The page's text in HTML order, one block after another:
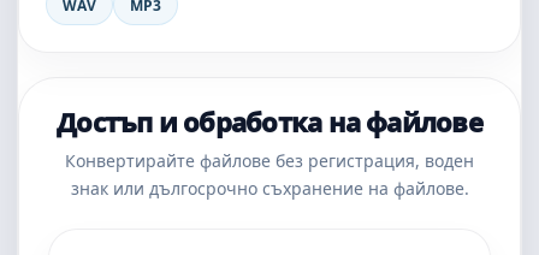
WAV MP3
Достъп и обработка на файлове
Конвертирайте файлове без регистрация, воден
знак или дългосрочно съхранение на файлове.